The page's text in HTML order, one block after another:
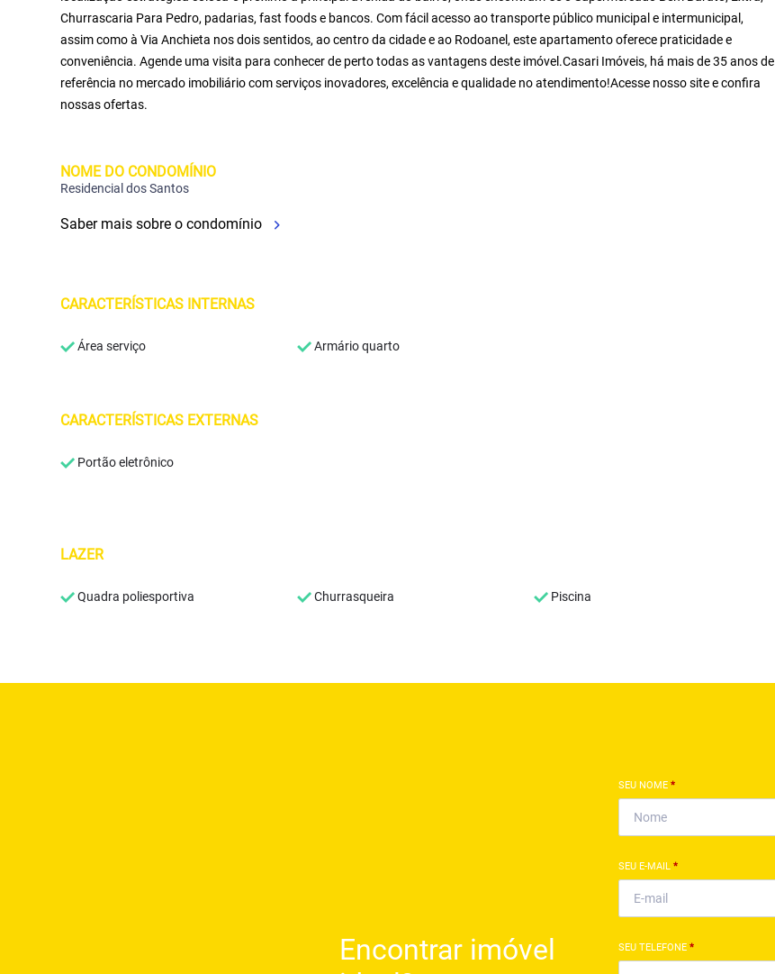
Churrascaria Para Pedro, padarias, fast foods e bancos. Com fácil acesso ao transporte público municipal e intermunicipal,
assim como à Via Anchieta nos dois sentidos, ao centro da cidade e ao Rodoanel, este apartamento oferece praticidade e
conveniência. Agende uma visita para conhecer de perto todas as vantagens deste imóvel.Casari Imóveis, há mais de 35 anos de
referência no mercado imobiliário com serviços inovadores, excelência e qualidade no atendimento!Acesse nosso site e confira
nossas ofertas.
NOME DO CONDOMÍNIO
Residencial dos Santos
Saber mais sobre o condomínio
CARACTERÍSTICAS INTERNAS
Área serviço Armário quarto
CARACTERÍSTICAS EXTERNAS
Portão eletrônico
LAZER
Quadra poliesportiva Churrasqueira Piscina
Encontrar imóvel
SEU NOME *
SEU E-MAIL *
SEU TELEFONE *